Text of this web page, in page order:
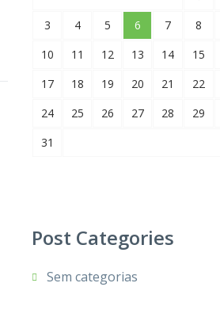
3
4 5 6 7 8
10
11 12 13 14 15
17
18 19 20 21 22
24
25 26 27 28 29
31
Post Categories
Sem categorias